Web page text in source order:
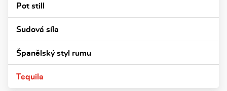
Pot still
Sudová síla
Španělský styl rumu
Tequila